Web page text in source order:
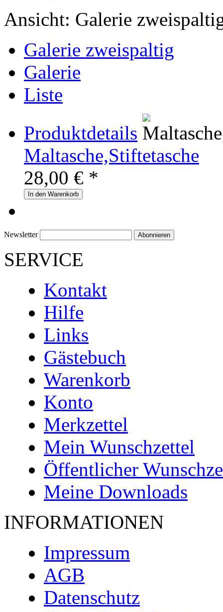
Ansicht: Galerie
Galerie zweispaltig
Galerie
Liste
Produktdetails
Maltasche,Stiftetasche
28,00 € *
In den Warenkorb
Newsletter Abonnieren
SERVICE
Kontakt
Hilfe
Links
Gästebuch
Warenkorb
Konto
Merkzettel
Mein Wunschzettel
Öffentlicher
Meine Downloads
INFORMATIONEN
Impressum
AGB
Datenschutz